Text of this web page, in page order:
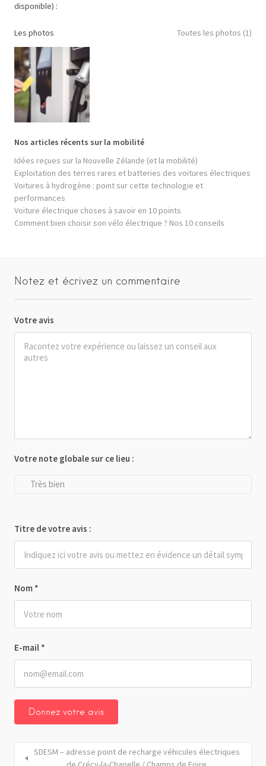
disponible) :
Les photos Toutes les photos (1)
Nos articles récents sur la mobilité
Idées reçues sur la Nouvelle Zélande (et la mobilité)
Exploitation des terres rares et batteries des voitures électriques
Voitures à hydrogène : point sur cette technologie et
performances
Voiture électrique choses à savoir en 10 points
Comment bien choisir son vélo électrique ? Nos 10 conseils
Notez et écrivez un commentaire
Votre avis
Nom *
E-mail *
Votre note globale sur ce lieu :
Très bien
Titre de votre avis :
SDESM – adresse point de recharge véhicules électriques